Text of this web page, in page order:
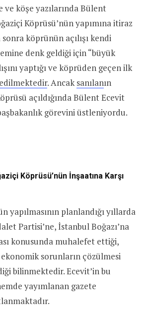
köşe yazılarında Bülent
Köprüsü’nün yapımına itiraz
köprünün açılışı kendi
denk geldiği için “büyük
yaptığı ve köprüden geçen ilk
edilmektedir. Ancaksanılanın
açıldığında Bülent Ecevit
görevini üstleniyordu.
Köprüsü’nün İnşaatına Karşı
yapılmasının planlandığı yıllarda
Partisi’ne, İstanbul Boğazı’na
konusunda muhalefet ettiği,
sorunların çözülmesi
bilinmektedir. Ecevit’in bu
yayımlanan gazete